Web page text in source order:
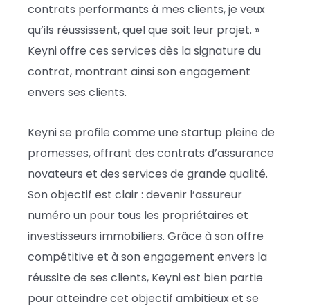
contrats performants à mes clients, je veux
qu’ils réussissent, quel que soit leur projet. »
Keyni offre ces services dès la signature du
contrat, montrant ainsi son engagement
envers ses clients.
Keyni se profile comme une startup pleine de
promesses, offrant des contrats d’assurance
novateurs et des services de grande qualité.
Son objectif est clair : devenir l’assureur
numéro un pour tous les propriétaires et
investisseurs immobiliers. Grâce à son offre
compétitive et à son engagement envers la
réussite de ses clients, Keyni est bien partie
pour atteindre cet objectif ambitieux et se